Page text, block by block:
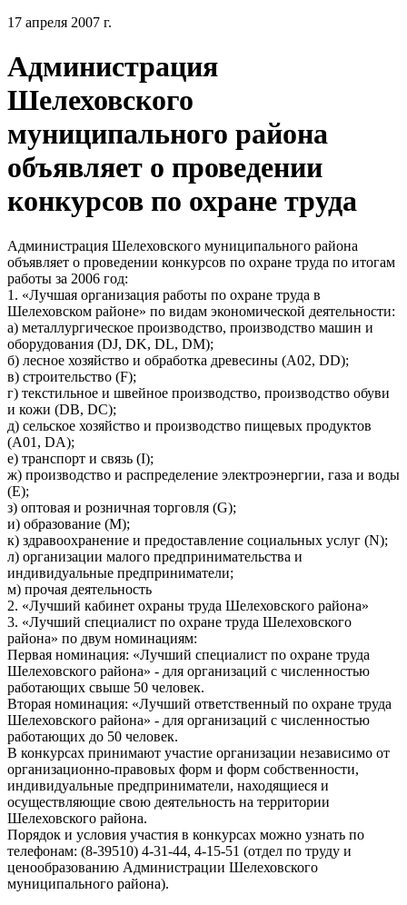
17 апреля 2007 г.
Администрация
Шелеховского
муниципального района
объявляет о проведении
конкурсов по охране труда
Администрация Шелеховского муниципального района
объявляет о проведении конкурсов по охране труда по итогам
работы за 2006 год:
1. «Лучшая организация работы по охране труда в
Шелеховском районе» по видам экономической деятельности:
а) металлургическое производство, производство машин и
оборудования (DJ, DK, DL, DM);
б) лесное хозяйство и обработка древесины (A02, DD);
в) строительство (F);
г) текстильное и швейное производство, производство обуви
и кожи (DB, DC);
д) сельское хозяйство и производство пищевых продуктов
(A01, DA);
е) транспорт и связь (I);
ж) производство и распределение электроэнергии, газа и воды
(E);
з) оптовая и розничная торговля (G);
и) образование (M);
к) здравоохранение и предоставление социальных услуг (N);
л) организации малого предпринимательства и
индивидуальные предприниматели;
м) прочая деятельность
2. «Лучший кабинет охраны труда Шелеховского района»
3. «Лучший специалист по охране труда Шелеховского
района» по двум номинациям:
Первая номинация: «Лучший специалист по охране труда
Шелеховского района» - для организаций с численностью
работающих свыше 50 человек.
Вторая номинация: «Лучший ответственный по охране труда
Шелеховского района» - для организаций с численностью
работающих до 50 человек.
В конкурсах принимают участие организации независимо от
организационно-правовых форм и форм собственности,
индивидуальные предприниматели, находящиеся и
осуществляющие свою деятельность на территории
Шелеховского района.
Порядок и условия участия в конкурсах можно узнать по
телефонам: (8-39510) 4-31-44, 4-15-51 (отдел по труду и
ценообразованию Администрации Шелеховского
муниципального района).